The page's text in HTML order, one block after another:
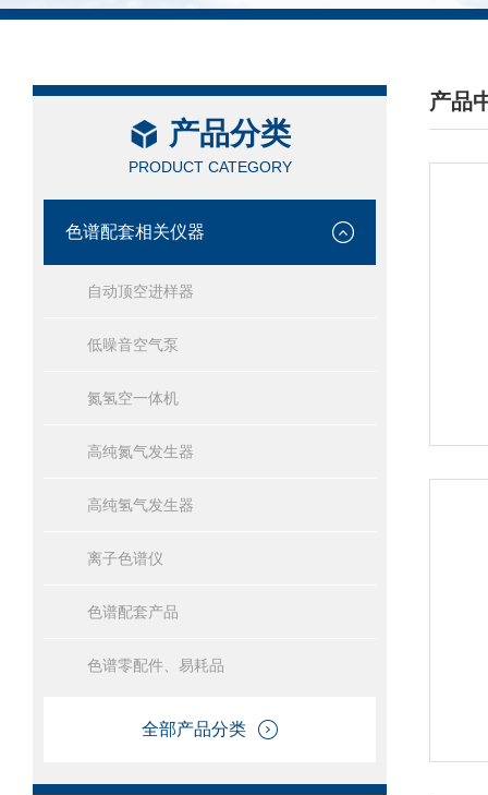
产品分类
PRODUCT CATEGORY
色谱配套相关仪器
自动顶空进样器
低噪音空气泵
氮氢空一体机
高纯氮气发生器
高纯氢气发生器
离子色谱仪
色谱配套产品
色谱零配件、易耗品
全部产品分类
产品
/